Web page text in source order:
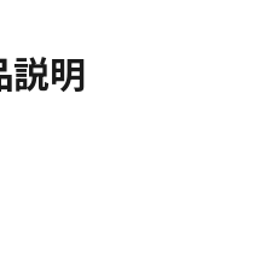
説明